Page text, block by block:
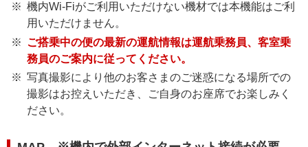
機内Wi-Fiがご利用いただけない機材では本機能はご利
用いただけません。
ご搭乗中の便の最新の運航情報は運航乗務員、客室乗
務員のご案内に従ってください。
写真撮影により他のお客さまのご迷惑になる場所での
撮影はお控えいただき、ご自身のお座席でお楽しみく
ださい。